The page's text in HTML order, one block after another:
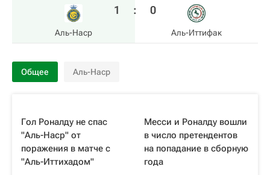
Аль-Наср
1 : 0
Аль-Иттифак
Общее Аль-Наср
Гол Роналду не спас
"Аль-Наср" от
поражения в матче с
"Аль-Иттихадом"
Месси и Роналду вошли
в число претендентов
на попадание в сборную
года